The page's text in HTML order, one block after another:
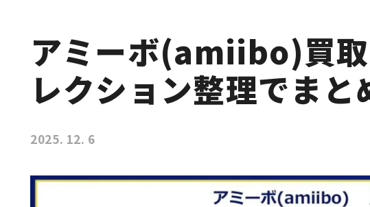
アミーボ(amiibo)買
レクション整理でま
2025. 12. 6